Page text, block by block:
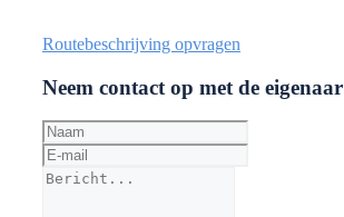
Routebeschrijving opvragen
Neem contact op met de eigenaar